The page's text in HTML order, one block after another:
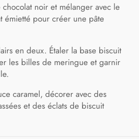
noir et mélanger avec le
émietté pour créer une pâte
en deux. Étaler la base biscuit
les billes de meringue et garnir
caramel, décorer avec des
et des éclats de biscuit